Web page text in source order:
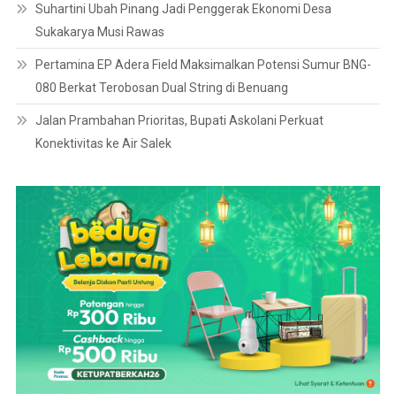
Suhartini Ubah Pinang Jadi Penggerak Ekonomi Desa
Sukakarya Musi Rawas
Pertamina EP Adera Field Maksimalkan Potensi Sumur BNG-
080 Berkat Terobosan Dual String di Benuang
Jalan Prambahan Prioritas, Bupati Askolani Perkuat
Konektivitas ke Air Salek